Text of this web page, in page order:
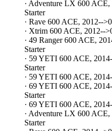
· Adventure LX 600
Starter
· Rave 600 ACE, 2012--
· Xtrim 600 ACE, 2012--
· 49 Ranger 600 ACE,
Starter
· 59 YETI 600 ACE,
Starter
· 59 YETI 600 ACE,
· 69 YETI 600 ACE,
Starter
· 69 YETI 600 ACE,
· Adventure LX 600
Starter